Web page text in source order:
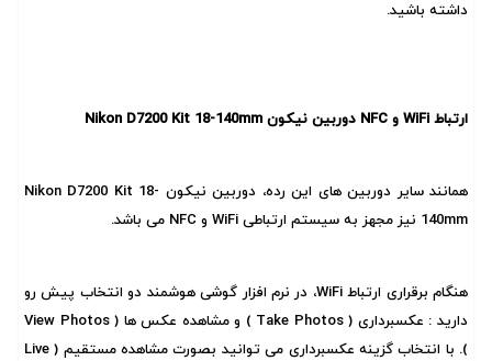
داشته باشید.
ارتباط WiFi و NFC دوربین نیکون Nikon D7200 Kit 18-140mm
همانند سایر دوربین های این رده، دوربین نیکون Nikon D7200 Kit 18-
140mm نیز مجهز به سیستم ارتباطی WiFi و NFC می باشد.
هنگام برقراری ارتباط WiFi، در نرم افزار گوشی هوشمند دو انتخاب پیش رو
دارید : عکسبرداری ( Take Photos ) و مشاهده عکس ها ( View Photos
). با انتخاب گزینه عکسبرداری می توانید بصورت مشاهده مستقیم ( Live